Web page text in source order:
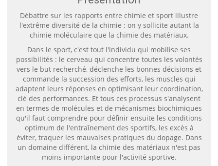
Débattre sur les rapports entre chimie et sport illustre
l'extrême diversité de la chimie : on y sollicite autant la
chimie moléculaire que la chimie des matériaux.
Dans le sport, c'est tout l'individu qui mobilise ses
possibilités : le cerveau qui concentre toutes les volontés
vers le but recherché, déclenche les bonnes décisions et
commande la succession des efforts, les muscles qui
adaptent leurs réponses en optimisant leur coordination,
clé des performances. Et tous ces processus s'analysent
en termes de molécules et de mécanismes biochimiques
qu'il faut comprendre pour définir ensuite les conditions
optimum de l'entraînement des sportifs, les excès à
éviter, traquer les mauvaises pratiques du dopage. Dans
un domaine différent, la chimie des matériaux n'est pas
moins importante pour l'activité sportive.